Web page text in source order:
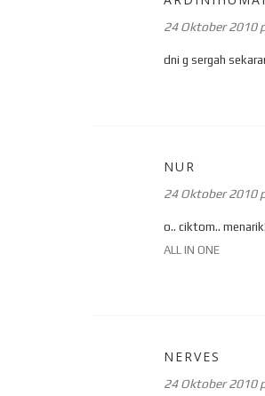
24 Oktober 2010
dni g sergah
NUR
24 Oktober 2010
o.. ciktom.. menarik!
ALL IN ONE
NERVES
24 Oktober 2010